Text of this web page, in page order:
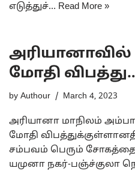
எடுத்துச்… Read More »
அரியானாவில்
மோதி
by Authour March 4, 2023
அரியானா மாநிலம்
மோதி
சம்பவம் பெரும் சோகத்தை
யமுனா நகர்-பஞ்ச்குலா